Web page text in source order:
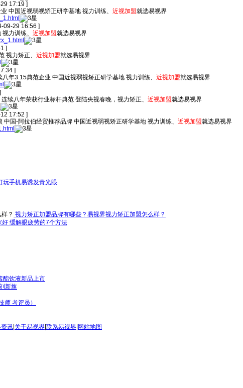
17:19 ]
中国近视弱视矫正研学基地 视力训练、 近视加盟就选易视界
09-29 16:56 ]
力训练、 近视加盟就选易视界
]
视力矫正、 近视加盟就选易视界
]
年3.15典范企业 中国近视弱视矫正研学基地 视力训练、 近视加盟就选易视界
续八年荣获行业标杆典范 登陆央视春晚，视力矫正、 近视加盟就选易视界
17:52 ]
国-阿拉伯经贸推荐品牌 中国近视弱视矫正研学基地 视力训练、 近视加盟就选易视界
玩手机易诱发青光眼
视力矫正加盟品牌有哪些？易视界视力矫正加盟怎么样？
好 缓解眼疲劳的7个方法
酯饮液新品上市
新旗
师 考评员）
讯 关于易视界 联系易视界 网站地图